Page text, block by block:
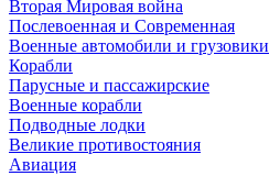
Вторая Мировая война
Послевоенная и Современная
Военные автомобили и грузовики
Корабли
Парусные и пассажирские
Военные корабли
Подводные лодки
Великие противостояния
Авиация